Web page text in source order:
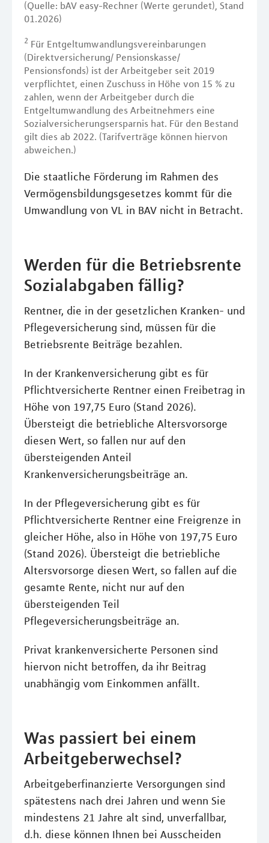
(Quelle: bAV easy-Rechner (Werte gerundet), Stand
01.2026)
2 Für Entgeltumwandlungsvereinbarungen
(Direktversicherung/ Pensionskasse/
Pensionsfonds) ist der Arbeitgeber seit 2019
verpflichtet, einen Zuschuss in Höhe von 15 % zu
zahlen, wenn der Arbeitgeber durch die
Entgeltumwandlung des Arbeitnehmers eine
Sozialversicherungsersparnis hat. Für den Bestand
gilt dies ab 2022. (Tarifverträge können hiervon
abweichen.)
Die staatliche Förderung im Rahmen des
Vermögensbildungsgesetzes kommt für die
Umwandlung von VL in BAV nicht in Betracht.
Werden für die Betriebsrente
Sozialabgaben fällig?
Rentner, die in der gesetzlichen Kranken- und
Pflegeversicherung sind, müssen für die
Betriebsrente Beiträge bezahlen.
In der Krankenversicherung gibt es für
Pflichtversicherte Rentner einen Freibetrag in
Höhe von 197,75 Euro (Stand 2026).
Übersteigt die betriebliche Altersvorsorge
diesen Wert, so fallen nur auf den
übersteigenden Anteil
Krankenversicherungsbeiträge an.
In der Pflegeversicherung gibt es für
Pflichtversicherte Rentner eine Freigrenze in
gleicher Höhe, also in Höhe von 197,75 Euro
(Stand 2026). Übersteigt die betriebliche
Altersvorsorge diesen Wert, so fallen auf die
gesamte Rente, nicht nur auf den
übersteigenden Teil
Pflegeversicherungsbeiträge an.
Privat krankenversicherte Personen sind
hiervon nicht betroffen, da ihr Beitrag
unabhängig vom Einkommen anfällt.
Was passiert bei einem
Arbeitgeberwechsel?
Arbeitgeberfinanzierte Versorgungen sind
spätestens nach drei Jahren und wenn Sie
mindestens 21 Jahre alt sind, unverfallbar,
d.h. diese können Ihnen bei Ausscheiden